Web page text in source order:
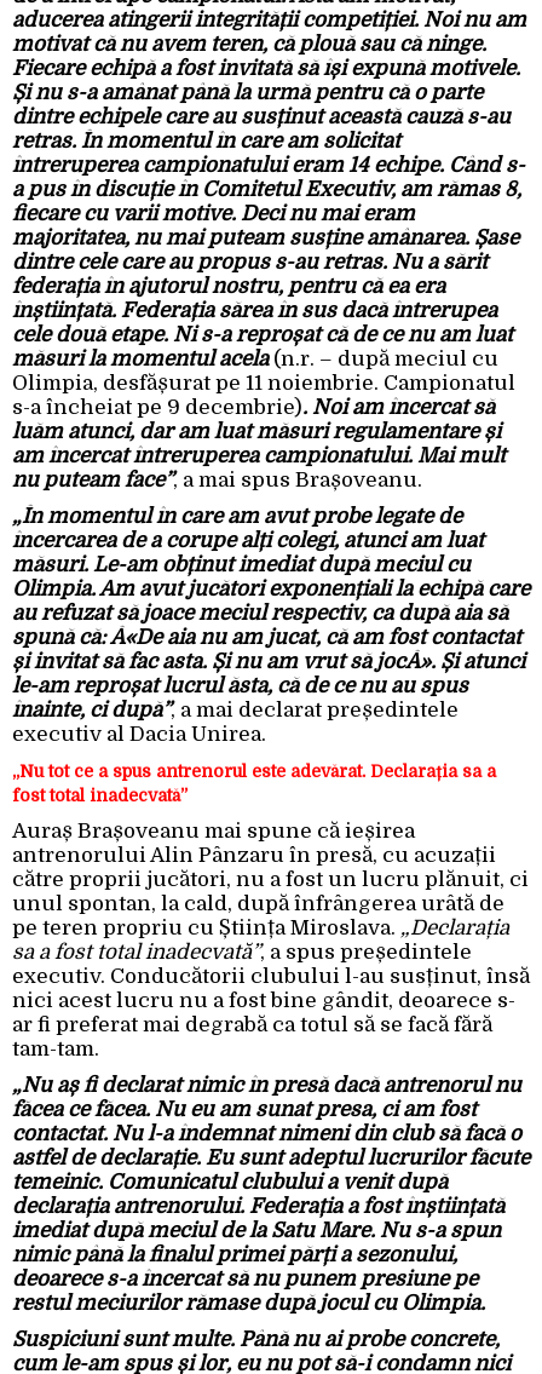
aducerea atingerii integrității competiției. Noi nu am
motivat că nu avem teren, că plouă sau că ninge.
Fiecare echipă a fost invitată să își expună motivele.
Și nu s-a amânat până la urmă pentru că o parte
dintre echipele care au susținut această cauză s-au
retras. În momentul în care am solicitat
întreruperea campionatului eram 14 echipe. Când s-
a pus în discuție în Comitetul Executiv, am rămas 8,
fiecare cu varii motive. Deci nu mai eram
majoritatea, nu mai puteam susține amânarea. Șase
dintre cele care au propus s-au retras. Nu a sărit
federația în ajutorul nostru, pentru că ea era
înștiințată. Federația sărea în sus dacă întrerupea
cele două etape. Ni s-a reproșat că de ce nu am luat
măsuri la momentul acela(n.r. – după meciul cu
Olimpia, desfășurat pe 11 noiembrie. Campionatul
s-a încheiat pe 9 decembrie). Noi am încercat să
luăm atunci, dar am luat măsuri regulamentare și
am încercat întreruperea campionatului. Mai mult
nu puteam face”, a mai spus Brașoveanu.
„În momentul în care am avut probe legate de
încercarea de a corupe alți colegi, atunci am luat
măsuri. Le-am obținut imediat după meciul cu
Olimpia. Am avut jucători exponențiali la echipă care
au refuzat să joace meciul respectiv, ca după aia să
spună că: Â«De aia nu am jucat, că am fost contactat
și invitat să fac asta. Și nu am vrut să jocÂ». Și atunci
le-am reproșat lucrul ăsta, că de ce nu au spus
înainte, ci după”, a mai declarat președintele
executiv al Dacia Unirea.
„Nu tot ce a spus antrenorul este adevărat. Declarația sa a
fost total inadecvată”
Auraș Brașoveanu mai spune că ieșirea
antrenorului Alin Pânzaru în presă, cu acuzații
către proprii jucători, nu a fost un lucru plănuit, ci
unul spontan, la cald, după înfrângerea urâtă de
pe teren propriu cu Știința Miroslava. „Declarația
sa a fost total inadecvată”, a spus președintele
executiv. Conducătorii clubului l-au susținut, însă
nici acest lucru nu a fost bine gândit, deoarece s-
ar fi preferat mai degrabă ca totul să se facă fără
tam-tam.
„Nu aș fi declarat nimic în presă dacă antrenorul nu
făcea ce făcea. Nu eu am sunat presa, ci am fost
contactat. Nu l-a îndemnat nimeni din club să facă o
astfel de declarație. Eu sunt adeptul lucrurilor făcute
temeinic. Comunicatul clubului a venit după
declarația antrenorului. Federația a fost înștiințată
imediat după meciul de la Satu Mare. Nu s-a spun
nimic până la finalul primei părți a sezonului,
deoarece s-a încercat să nu punem presiune pe
restul meciurilor rămase după jocul cu Olimpia.
Suspiciuni sunt multe. Până nu ai probe concrete,
cum le-am spus și lor, eu nu pot să-i condamn nici